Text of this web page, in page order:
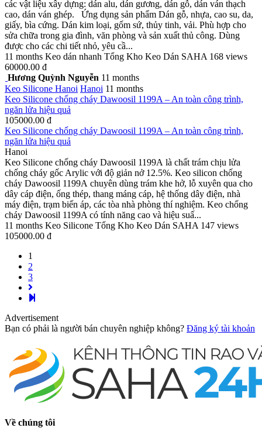
các vật liệu xây dựng: dán alu, dán gương, dán gỗ, dán ván thạch
cao, dán ván ghép. Ứng dụng sản phẩm Dán gỗ, nhựa, cao su, da,
giấy, bìa cứng. Dán kim loại, gốm sứ, thủy tinh, vải. Phù hợp cho
sửa chữa trong gia đình, văn phòng và sản xuất thủ công. Dùng
được cho các chi tiết nhỏ, yêu cầ...
11 months Keo dán nhanh Tổng Kho Keo Dán SAHA 168 views
60000.00 đ
Hương Quỳnh Nguyễn 11 months
Keo Silicone Hanoi Hanoi 11 months
Keo Silicone chống cháy Dawoosil 1199A – An toàn công trình,
ngăn lửa hiệu quả
105000.00 đ
Keo Silicone chống cháy Dawoosil 1199A – An toàn công trình,
ngăn lửa hiệu quả
Hanoi
Keo Silicone chống cháy Dawoosil 1199A là chất trám chịu lửa
chống cháy gốc Arylic với độ giản nở 12.5%. Keo silicon chống
cháy Dawoosil 1199A chuyên dùng trám khe hở, lỗ xuyên qua cho
dây cáp điện, ống thép, thang máng cáp, hệ thống dây điện, nhà
máy điện, trạm biến áp, các tòa nhà phòng thí nghiệm. Keo chống
cháy Dawoosil 1199A có tính năng cao và hiệu suấ...
11 months Keo Silicone Tổng Kho Keo Dán SAHA 147 views
105000.00 đ
1
2
3
Advertisement
Bạn có phải là người bán chuyên nghiệp không? Đăng ký tài khoản
Về chúng tôi